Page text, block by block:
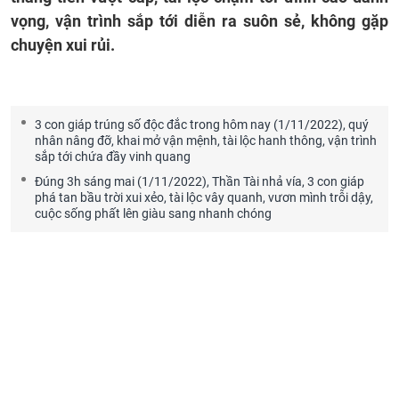
vọng, vận trình sắp tới diễn ra suôn sẻ, không gặp
chuyện xui rủi.
3 con giáp trúng số độc đắc trong hôm nay (1/11/2022), quý
nhân nâng đỡ, khai mở vận mệnh, tài lộc hanh thông, vận trình
sắp tới chứa đầy vinh quang
Đúng 3h sáng mai (1/11/2022), Thần Tài nhả vía, 3 con giáp
phá tan bầu trời xui xẻo, tài lộc vây quanh, vươn mình trỗi dậy,
cuộc sống phất lên giàu sang nhanh chóng